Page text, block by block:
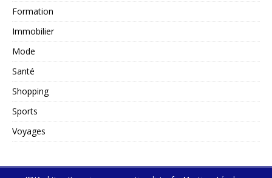
Formation
Immobilier
Mode
Santé
Shopping
Sports
Voyages